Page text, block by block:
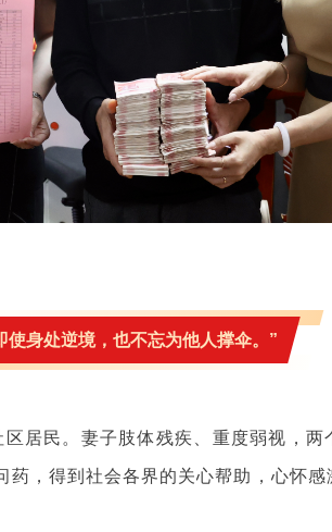
使身处逆境，也不忘为他人撑伞。”
居民。妻子肢体残疾、重度弱视，两
药，得到社会各界的关心帮助，心怀感